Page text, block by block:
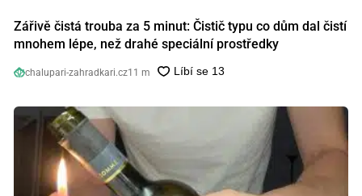
Zářivě čistá trouba za 5 minut: Čistič typu co dům dal čistí
mnohem lépe, než drahé speciální prostředky
chalupari-zahradkari.cz11 m